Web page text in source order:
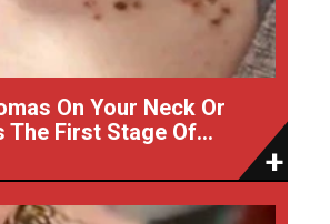
On Your Neck Or
The First Stage Of...